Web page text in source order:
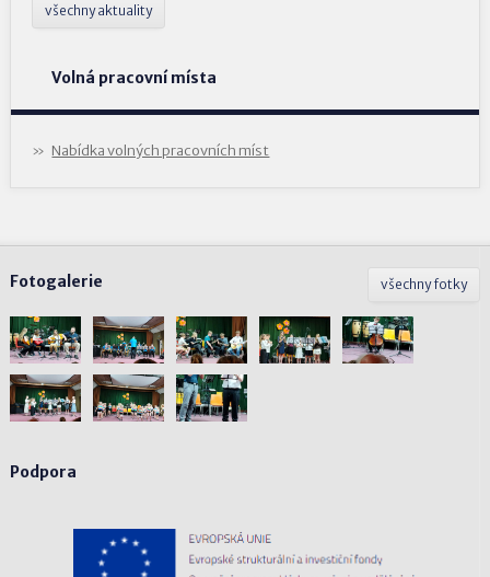
všechny aktuality
Volná pracovní místa
Nabídka volných pracovních míst
všechny fotky
Fotogalerie
Podpora